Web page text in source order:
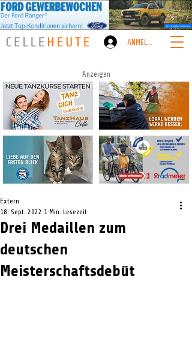
ANMELDEN
Anzeigen
Drei Medaillen zum
deutschen
Meisterschaftsdebüt
Extern
18. Sept. 2022 1 Min. Lesezeit